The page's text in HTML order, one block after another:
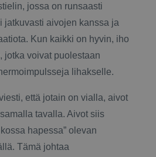
jossa on runsaasti
jatkuvasti aivojen kanssa ja
Kun kaikki on hyvin, iho
jotka voivat puolestaan
lihakselle.
että jotain on vialla, aivot
tavalla. Aivot siis
hapessa” olevan
Tämä johtaa